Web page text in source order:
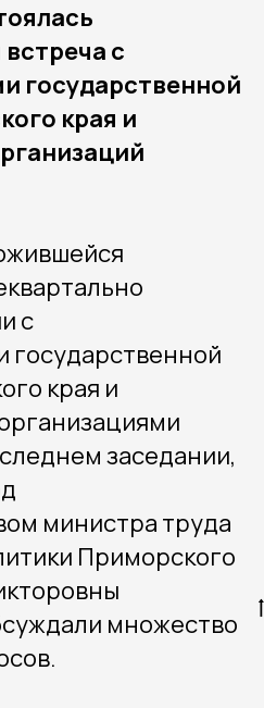
с
государственной
края и
с
государственной
края и
заседании,
министра труда
Приморского
множество